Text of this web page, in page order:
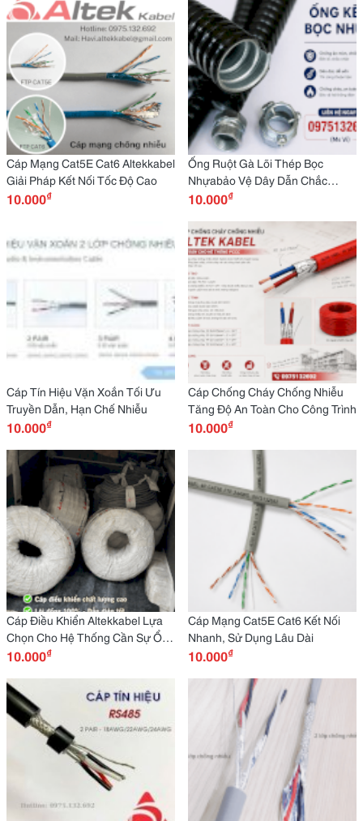
Cáp Mạng Cat5E Cat6 Altekkabel
Giải Pháp Kết Nối Tốc Độ Cao
10.000₫
Ống Ruột Gà Lõi Thép Bọc
Nhựabảo Vệ Dây Dẫn Chắc
Chắn
10.000₫
Cáp Tín Hiệu Vặn Xoắn Tối Ưu
Truyền Dẫn, Hạn Chế Nhiễu
10.000₫
Cáp Chống Cháy Chống Nhiễu
Tăng Độ An Toàn Cho Công Trình
10.000₫
Cáp Điều Khiển Altekkabel Lựa
Chọn Cho Hệ Thống Cần Sự Ổn
Định Lâu Dài
10.000₫
Cáp Mạng Cat5E Cat6 Kết Nối
Nhanh, Sử Dụng Lâu Dài
10.000₫